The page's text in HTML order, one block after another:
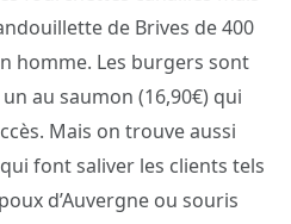
de Brives de 400
homme. Les burgers sont
au saumon (16,90€) qui
Mais on trouve aussi
font saliver les clients tels
d’Auvergne ou souris